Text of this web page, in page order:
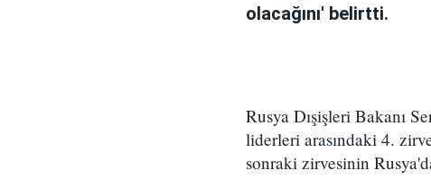
olacağını' belirtti.
Rusya Dışişleri Bakanı
liderleri arasındaki 4.
sonraki zirvesinin